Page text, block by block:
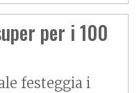
per i 100
festeggia i